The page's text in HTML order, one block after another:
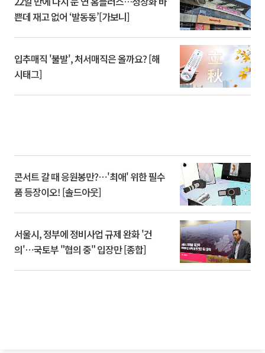
쁜데 재고 없어 ‘발동동’[가보니]
입추매직 '불발', 처서매직은 올까요? [해
시태그]
콘서트 갈 때 응원봉만?⋯'최애' 위한 필수
품 등장이오! [솔드아웃]
서울시, 정부에 정비사업 규제 완화 '건
의'⋯국토부 "협의 중" 입장만 [종합]